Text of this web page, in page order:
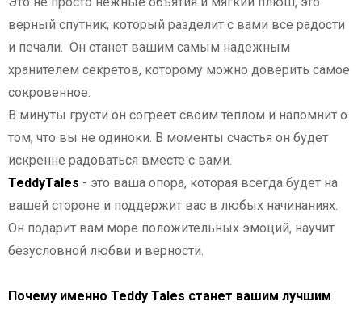
верный спутник, который разделит с вами все радости
и печали. Он станет вашим самым надежным
хранителем секретов, которому можно доверить самое
сокровенное.
В минуты грусти он согреет своим теплом и напомнит о
том, что вы не одиноки. В моменты счастья он будет
искренне радоваться вместе с вами.
TeddyTales - это ваша опора, которая всегда будет на
вашей стороне и поддержит вас в любых начинаниях.
Он подарит вам море положительных эмоций, научит
безусловной любви и верности.
Почему именно Teddy Tales станет вашим лучшим